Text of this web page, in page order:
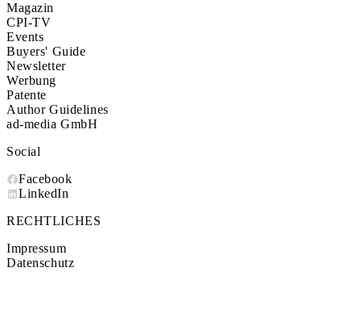
Magazin
CPI-TV
Events
Buyers' Guide
Newsletter
Werbung
Patente
Author Guidelines
ad-media GmbH
Social
Facebook
LinkedIn
RECHTLICHES
Impressum
Datenschutz